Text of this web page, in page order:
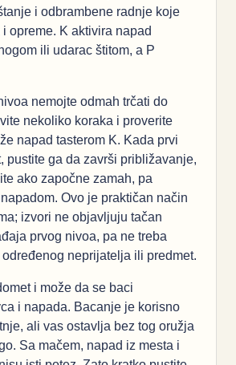
i odbrambene radnje koje
opreme. K aktivira napad
ili udarac štitom, a P
nemojte odmah trčati do
nekoliko koraka i proverite
napad tasterom K. Kada prvi
pustite ga da završi približavanje,
ako započne zamah, pa
Ovo je praktičan način
izvori ne objavljuju tačan
prvog nivoa, pa ne treba
neprijatelja ili predmet.
i može da se baci
i napada. Bacanje je korisno
ali vas ostavlja bez tog oružja
Sa mačem, napad iz mesta i